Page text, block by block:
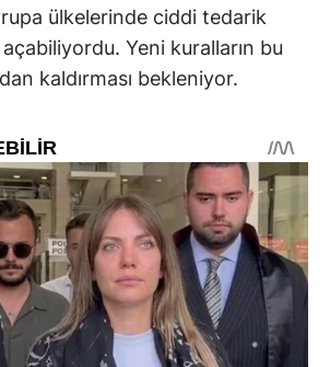
ülkelerinde ciddi tedarik
Yeni kuralların bu
kaldırması bekleniyor.